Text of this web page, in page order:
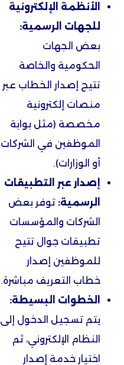
الأنظمة الإلكترونية
للجهات الرسمية:
بعض الجهات
الحكومية والخاصة
تتيح إصدار الخطاب عبر
منصات إلكترونية
مخصصة (مثل بوابة
الموظفين في الشركات
أو الوزارات).
إصدار عبر التطبيقات
الرسمية: توفر بعض
الشركات والمؤسسات
تطبيقات جوال تتيح
للموظفين إصدار
خطاب التعريف مباشرة.
الخطوات البسيطة:
يتم تسجيل الدخول إلى
النظام الإلكتروني، ثم
اختيار خدمة إصدار